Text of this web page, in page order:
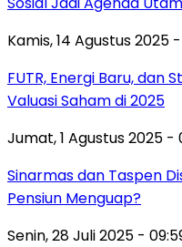
Kamis, 14 Agustus 2025 -
FUTR, Energi Baru, dan
Valuasi Saham di 2025
Jumat, 1 Agustus 2025 -
Sinarmas dan Taspen
Pensiun Menguap?
Senin, 28 Juli 2025 -